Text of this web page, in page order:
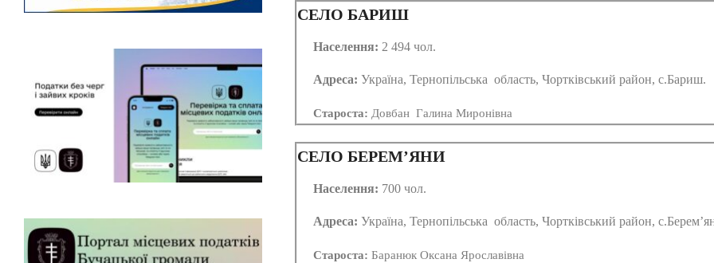
СЕЛО БАРИШ
Населення: 2 494 чол.
Адреса: Україна, Тернопільська область, Чортківський район, с.Бариш.
Староста: Довбан Галина Миронівна
СЕЛО БЕРЕМ’ЯНИ
Населення: 700 чол.
Адреса: Україна, Тернопільська область, Чортківський район,
Староста: Баранюк Оксана Ярославівна